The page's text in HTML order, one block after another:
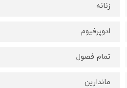
زنانه
ادوپرفیوم
تمام فصول
ماندارین